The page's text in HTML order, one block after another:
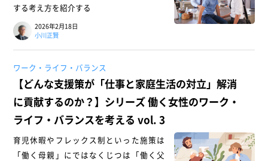
する考え方を紹介する
2026年2月18日
小川正賢
ワーク・ライフ・バランス
【どんな支援策が「仕事と家庭生活の対立」解消
に貢献するのか？】シリーズ 働く女性のワーク・
ライフ・バランスを考える vol. 3
育児休暇やフレックス制といった施策は
「働く母親」にではなくじつは「働く父